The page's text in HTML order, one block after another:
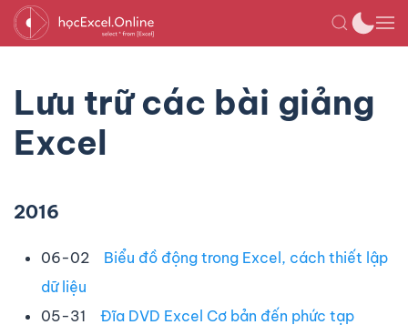
Lưu trữ các bài giảng
Excel
2016
06-02 Biểu đồ động trong Excel, cách thiết lập
dữ liệu
05-31 Đĩa DVD Excel Cơ bản đến phức tạp